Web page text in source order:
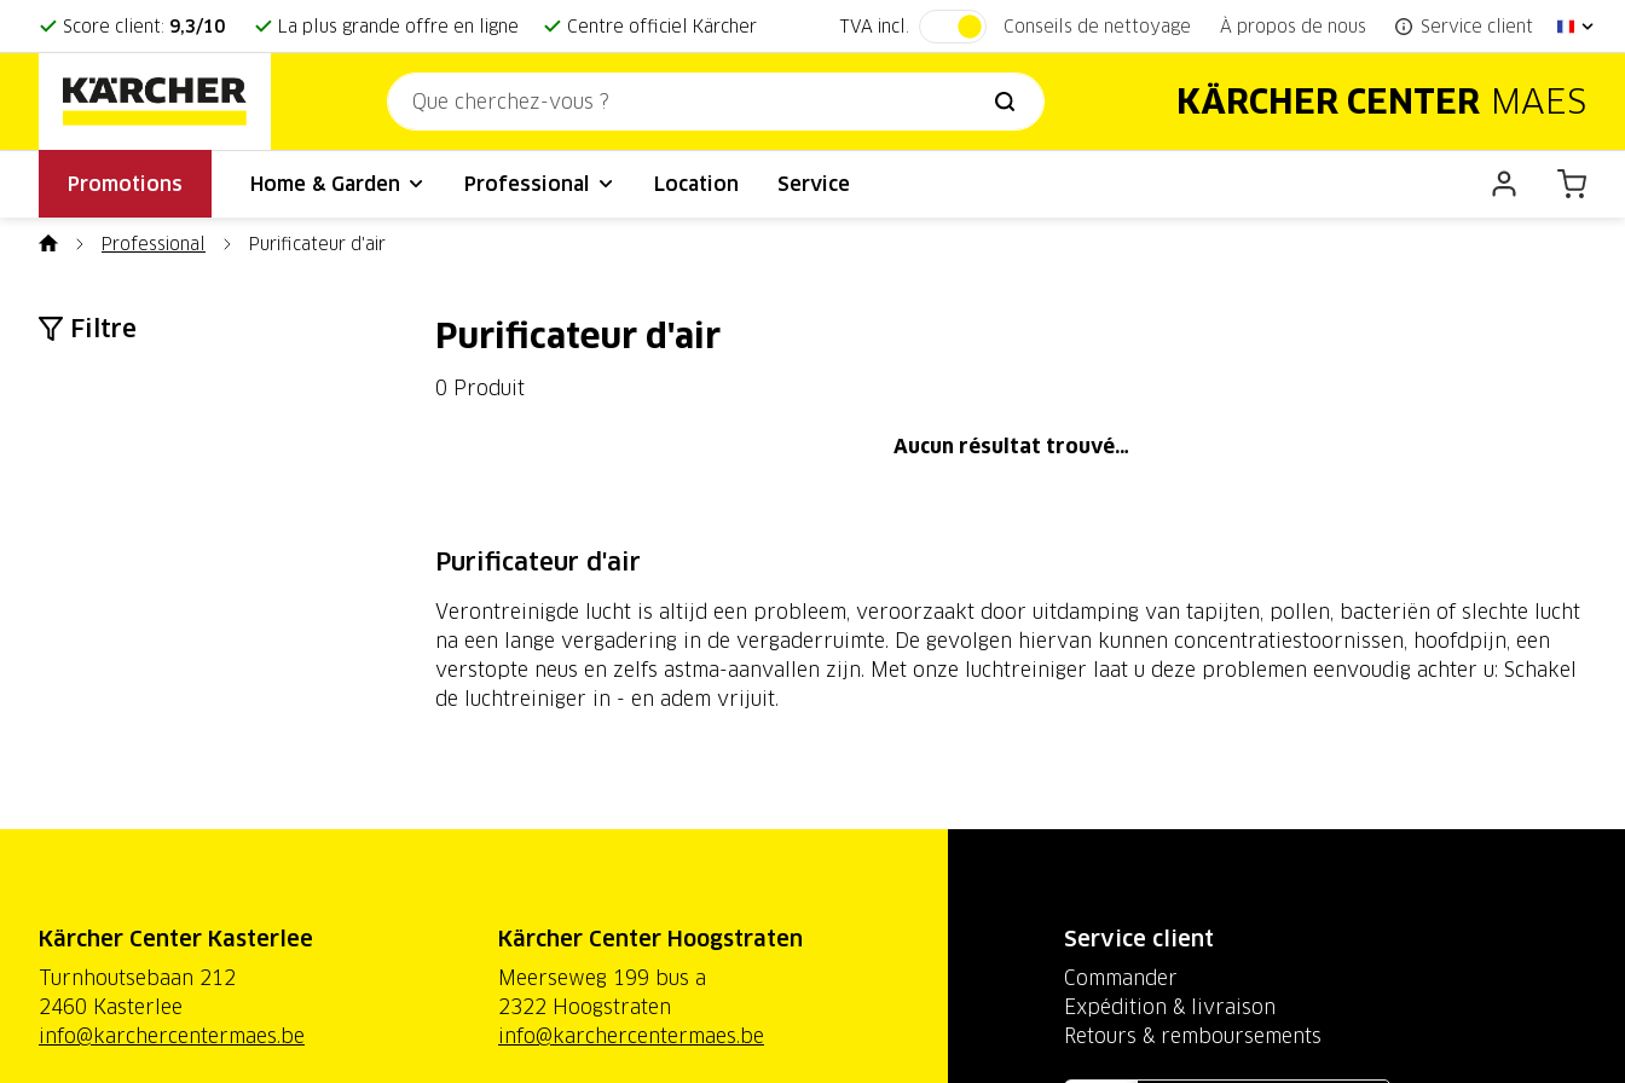
Score client: 9,3/10 La plus grande offre en ligne Centre officiel Kärcher Conseils de nettoyage À propos de nous Service client
KÄRCHER CENTER MAES
Promotions Home & Garden Professional Location Service
TVA incl.
Professional Purificateur d'air
Purificateur d'air
0 Produit
Aucun résultat trouvé…
Purificateur d'air
Verontreinigde lucht is altijd een probleem, veroorzaakt door uitdamping van tapijten, pollen, bacteriën of slechte lucht
na een lange vergadering in de vergaderruimte. De gevolgen hiervan kunnen concentratiestoornissen, hoofdpijn, een
verstopte neus en zelfs astma-aanvallen zijn. Met onze luchtreiniger laat u deze problemen eenvoudig achter u: Schakel
de luchtreiniger in - en adem vrijuit.
Filtre
Kärcher Center Kasterlee
Turnhoutsebaan 212
2460 Kasterlee
info@karchercentermaes.be
Kärcher Center Hoogstraten
Meerseweg 199 bus a
2322 Hoogstraten
info@karchercentermaes.be
Service client
Commander
Expédition & livraison
Retours & remboursements